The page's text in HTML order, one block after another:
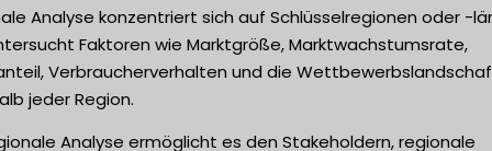
Analyse konzentriert sich auf Schlüsselregionen oder -
Faktoren wie Marktgröße, Marktwachstumsrate,
Verbraucherverhalten und die
jeder Region.
Analyse ermöglicht es den Stakeholdern, regionale